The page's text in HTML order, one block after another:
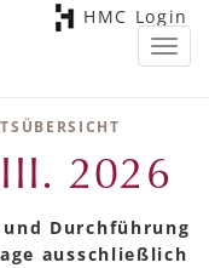
HMC Login
III. 2026
Durchführung
ausschließlich